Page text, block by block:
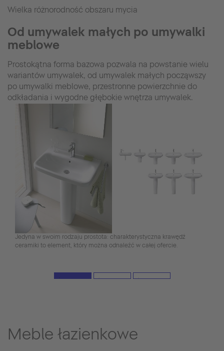
Wielka różnorodność obszaru mycia
Od umywalek małych po umywalki
meblowe
Prostokątna forma bazowa pozwala na powstanie wielu
wariantów umywalek, od umywalek małych począwszy
po umywalki meblowe, przestronne powierzchnie do
odkładania i wygodne głębokie wnętrza umywalek.
Jedyna w swoim rodzaju prostota: charakterystyczna krawędź
ceramiki to element, który można odnaleźć w całej ofercie.
Meble łazienkowe